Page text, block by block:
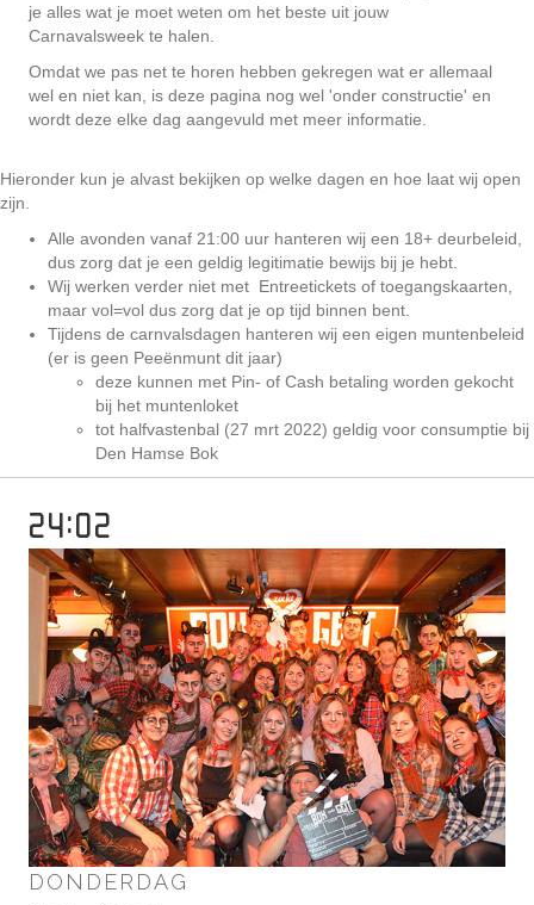
je alles wat je moet weten om het beste uit jouw
Carnavalsweek te halen.
Omdat we pas net te horen hebben gekregen wat er allemaal
wel en niet kan, is deze pagina nog wel 'onder constructie' en
wordt deze elke dag aangevuld met meer informatie.
Hieronder kun je alvast bekijken op welke dagen en hoe laat wij open
zijn.
Alle avonden vanaf 21:00 uur hanteren wij een 18+ deurbeleid,
dus zorg dat je een geldig legitimatie bewijs bij je hebt.
Wij werken verder niet met Entreetickets of toegangskaarten,
maar vol=vol dus zorg dat je op tijd binnen bent.
Tijdens de carnvalsdagen hanteren wij een eigen muntenbeleid
(er is geen Peeënmunt dit jaar)
deze kunnen met Pin- of Cash betaling worden gekocht
bij het muntenloket
tot halfvastenbal (27 mrt 2022) geldig voor consumptie bij
Den Hamse Bok
24:02
DONDERDAG